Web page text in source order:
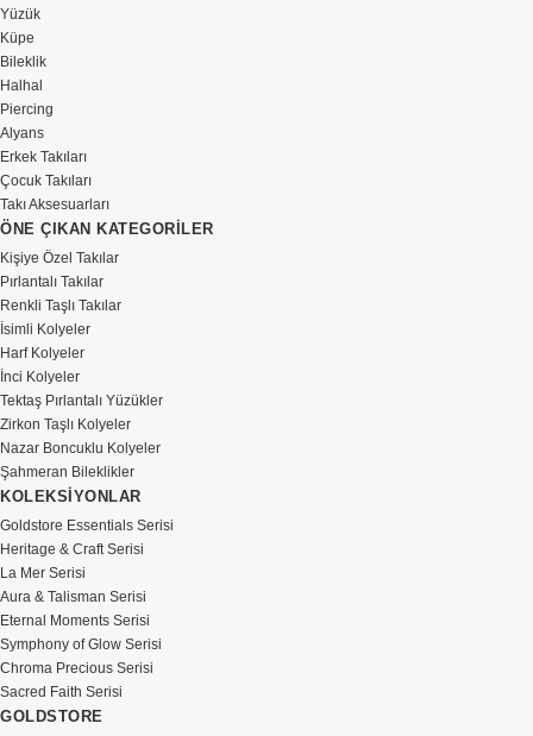
Yüzük
Küpe
Bileklik
Halhal
Piercing
Alyans
Erkek Takıları
Çocuk Takıları
Takı Aksesuarları
ÖNE ÇIKAN KATEGORİLER
Kişiye Özel Takılar
Pırlantalı Takılar
Renkli Taşlı Takılar
İsimli Kolyeler
Harf Kolyeler
İnci Kolyeler
Tektaş Pırlantalı Yüzükler
Zirkon Taşlı Kolyeler
Nazar Boncuklu Kolyeler
Şahmeran Bileklikler
KOLEKSİYONLAR
Goldstore Essentials Serisi
Heritage & Craft Serisi
La Mer Serisi
Aura & Talisman Serisi
Eternal Moments Serisi
Symphony of Glow Serisi
Chroma Precious Serisi
Sacred Faith Serisi
GOLDSTORE